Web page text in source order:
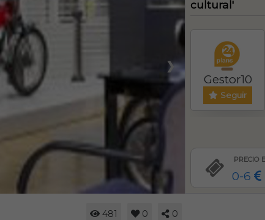
❯
cultural'
Gestor10
Seguir
PRECIO
0-6
481 0 0